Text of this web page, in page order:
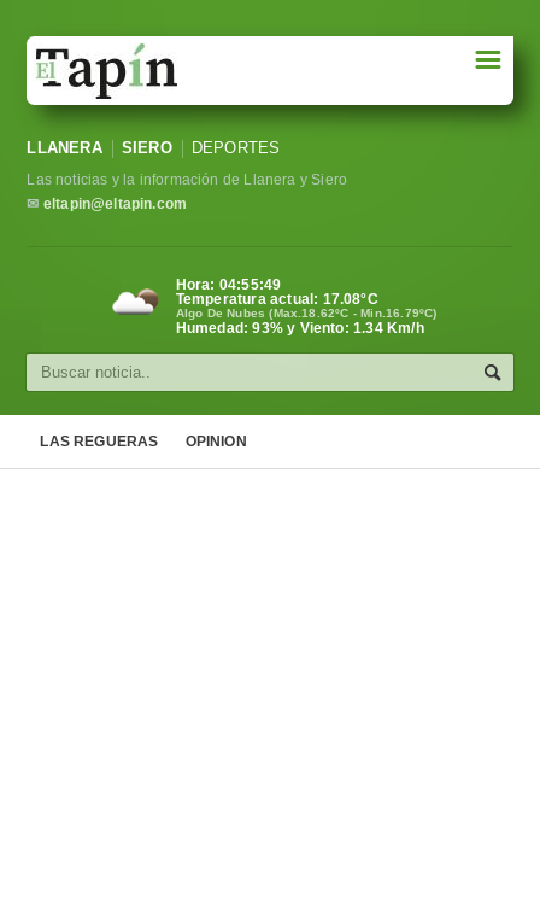
Sociedad
Política
Cultura
☰
LLANERA SIERO DEPORTES
Las noticias y la información de Llanera y Siero
✉ eltapin@eltapin.com
Hora: 04:55:49
Temperatura actual: 17.08°C
Algo De Nubes (Max.18.62ºC - Min.16.79ºC)
Humedad: 93% y Viento: 1.34 Km/h
LAS REGUERAS OPINION